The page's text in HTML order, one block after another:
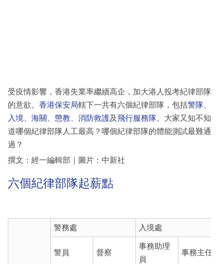
受疫情影響，香港失業率繼續高企，加大港人投考紀律部隊
的意欲。 香港保安局轄下一共有六個紀律部隊，包括警隊
入境
海關 懲教 消防救護及飛行服務隊。大家又知不知
道哪個紀律部隊人工最高？哪個紀律部隊的體能測試最難通
過？
撰文：經一編輯部｜圖片：中新社
六個紀律部隊起薪點
警務處 入境處
警員 督察
事務助理
員
事務主任